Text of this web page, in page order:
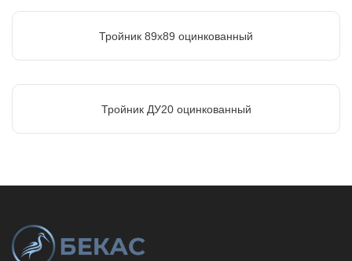
Тройник 89х89 оцинкованный
Тройник ДУ20 оцинкованный